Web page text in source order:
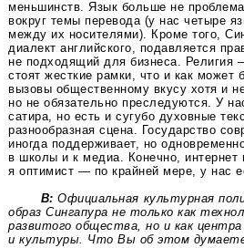
меньшинств. Язык больше не
вокруг темы перевода (у нас четыре
между их носителями). Кроме того,
диалект английского, подавляется
не подходящий для бизнеса. Религия
стоят жесткие рамки, что и как может
вызовы общественному вкусу хотя и
но не обязательно преследуются. У
сатира, но есть и сугубо духовные
разнообразная сцена. Государство
иногда поддерживает, но
в школы и к медиа. Конечно, интернет
я оптимист — по крайней мере, у нас
В: Официальная культурная
образ Сингапура не только как
развитого общества, но и как
и культуры. Что Вы об этом